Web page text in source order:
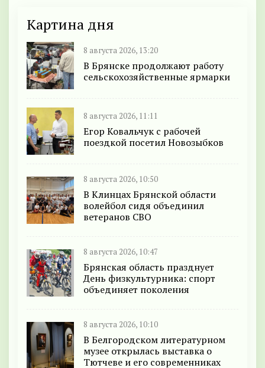
Картина дня
8 августа 2026, 13:20
В Брянске продолжают работу
сельскохозяйственные ярмарки
8 августа 2026, 11:11
Егор Ковальчук с рабочей
поездкой посетил Новозыбков
8 августа 2026, 10:50
В Клинцах Брянской области
волейбол сидя объединил
ветеранов СВО
8 августа 2026, 10:47
Брянская область празднует
День физкультурника: спорт
объединяет поколения
8 августа 2026, 10:10
В Белгородском литературном
музее открылась выставка о
Тютчеве и его современниках